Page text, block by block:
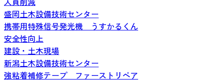
人員削減
盛岡土木設備技術センター
携帯用特殊信号発光機 うすかるくん
安全性向上
建設・土木現場
新潟土木設備技術センター
強粘着補修テープ ファーストリペア